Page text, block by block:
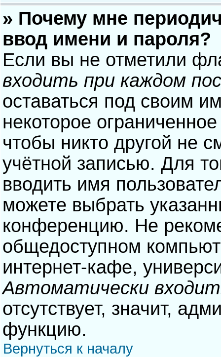
» Почему мне
ввод имени и пароля?
Если вы не отметили
входить при каждом
оставаться под своим
некоторое
чтобы никто другой не
учётной записью. Для
вводить имя
можете выбрать
конференцию. Не
общедоступном
интернет-кафе,
Автоматически
отсутствует, значит,
функцию.
Вернуться к началу